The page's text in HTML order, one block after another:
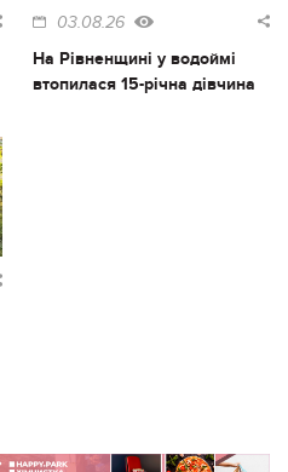
03.08.26
На Рівненщині у водоймі
втопилася 15-річна дівчина